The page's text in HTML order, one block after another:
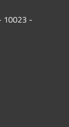
10023 -